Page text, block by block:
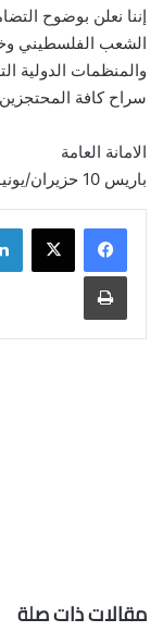
إننا نعلن بوضوح
الشعب الفلسطيني
والمنظمات الدولية
سراح كافة
الامانة العامة
باريس 10 حزيران/يونيو 2025
طباعة
مقالات ذات صلة